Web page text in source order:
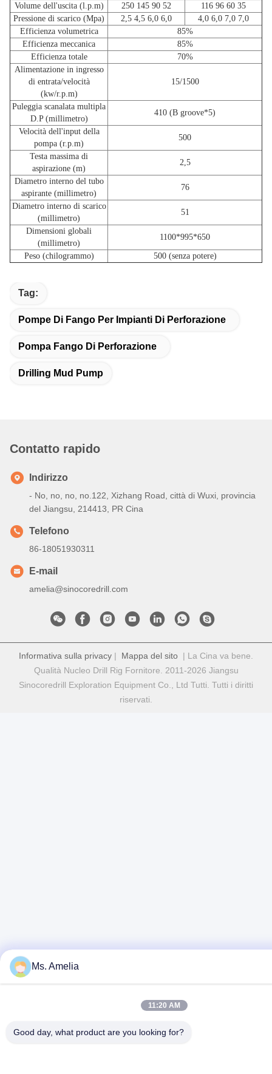
Volume dell'uscita (l.p.m) 250 145 90 52
116 96 60 35
Pressione di scarico (Mpa)
2,5 4,5 6,0 6,0
4,0 6,0 7,0 7,0
Efficienza volumetrica
85%
Efficienza meccanica
85%
Efficienza totale
70%
Alimentazione in ingresso
di entrata/velocità
(kw/r.p.m)
15/1500
Puleggia scanalata multipla
D.P (millimetro)
410 (B groove*5)
Velocità dell'input della
pompa (r.p.m)
500
Testa massima di
aspirazione (m)
2,5
Diametro interno del tubo
aspirante (millimetro)
76
Diametro interno di scarico
(millimetro)
51
Dimensioni globali
(millimetro)
1100*995*650
Peso (chilogrammo) 500 (senza potere)
Tag:
Pompe Di Fango Per Impianti Di Perforazione
Pompa Fango Di Perforazione
Drilling Mud Pump
Contatto rapido
Indirizzo
- No, no, no, no.122, Xizhang Road, città di Wuxi, provincia
del Jiangsu, 214413, PR Cina
Telefono
86-18051930311
E-mail
amelia@sinocoredrill.com
Informativa sulla privacy | Mappa del sito | La Cina va bene.
Qualità Nucleo Drill Rig Fornitore. 2011-2026 Jiangsu
Sinocoredrill Exploration Equipment Co., Ltd Tutti. Tutti i diritti
riservati.
Ms. Amelia
11:20 AM
Good day, what product are you looking for?